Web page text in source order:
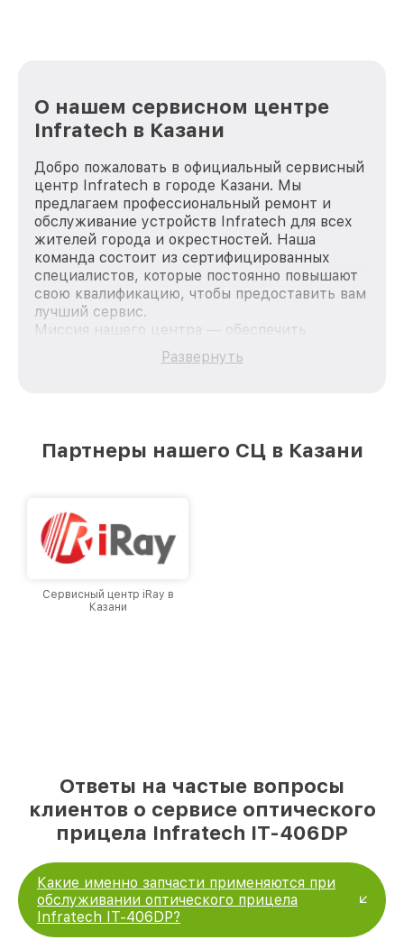
О нашем сервисном центре
Infratech в Казани
Добро пожаловать в официальный сервисный
центр Infratech в городе Казани. Мы
предлагаем профессиональный ремонт и
обслуживание устройств Infratech для всех
жителей города и окрестностей. Наша
команда состоит из сертифицированных
специалистов, которые постоянно повышают
свою квалификацию, чтобы предоставить вам
лучший сервис.
Миссия нашего центра — обеспечить
качественный и доступный ремонт для
каждого пользователя продукции Infratech,
лучшим сервисным центром Infratech в
Развернуть
Партнеры нашего СЦ в Казани
Сервисный центр iRay в
Казани
Ответы на частые вопросы
клиентов о сервисе оптического
прицела Infratech IT-406DP
Какие именно запчасти применяются при
обслуживании оптического прицела
Infratech IT-406DP?